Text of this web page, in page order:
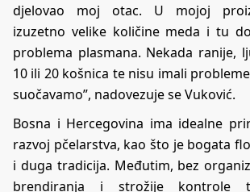
djelovao moj otac. U mojoj
izuzetno velike količine meda i tu
problema plasmana. Nekada ranije,
10 ili 20 košnica te nisu imali
suočavamo”, nadovezuje se Vuković.
Bosna i Hercegovina ima idealne
razvoj pčelarstva, kao što je bogata
i duga tradicija. Međutim, bez
brendiranja i strožije kontrole